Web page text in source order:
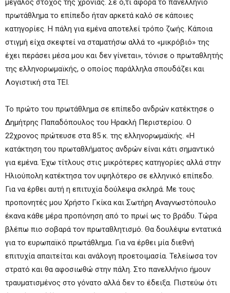
μεγάλος στόχος της χρονιάς. Σε ό,τι αφορά το πανελλήνιο
πρωτάθλημα το επίπεδο ήταν αρκετά καλό σε κάποιες
κατηγορίες. Η πάλη για εμένα αποτελεί τρόπο ζωής. Κάποια
στιγμή είχα σκεφτεί να σταματήσω αλλά το «μικρόβιό» της
έχει περάσει μέσα μου και δεν γίνεται», τόνισε ο πρωταθλητής
της ελληνορωμαϊκής, ο οποίος παράλληλα σπουδάζει και
Λογιστική στα ΤΕΙ.
Το πρώτο του πρωτάθλημα σε επίπεδο ανδρών κατέκτησε ο
Δημήτρης Παπαδόπουλος του Ηρακλή Περιστερίου. Ο
22χρονος πρώτευσε στα 85 κ. της ελληνορωμαϊκής. «Η
κατάκτηση του πρωταθλήματος ανδρών είναι κάτι σημαντικό
για εμένα. Έχω τίτλους στις μικρότερες κατηγορίες αλλά στην
Ηλιούπολη κατέκτησα τον υψηλότερο σε ελληνικό επίπεδο.
Για να έρθει αυτή η επιτυχία δούλεψα σκληρά. Με τους
προπονητές μου Χρήστο Γκίκα και Σωτήρη Αναγνωστόπουλο
έκανα κάθε μέρα προπόνηση από το πρωί ως το βράδυ. Τώρα
βλέπω πιο σοβαρά τον πρωταθλητισμό. Θα δουλέψω εντατικά
για το ευρωπαϊκό πρωτάθλημα. Για να έρθει μία διεθνή
επιτυχία απαιτείται και ανάλογη προετοιμασία. Τελείωσα τον
στρατό και θα αφοσιωθώ στην πάλη. Στο πανελλήνιο ήμουν
τραυματισμένος στο γόνατο αλλά δεν το έδειξα. Πιστεύω ότι